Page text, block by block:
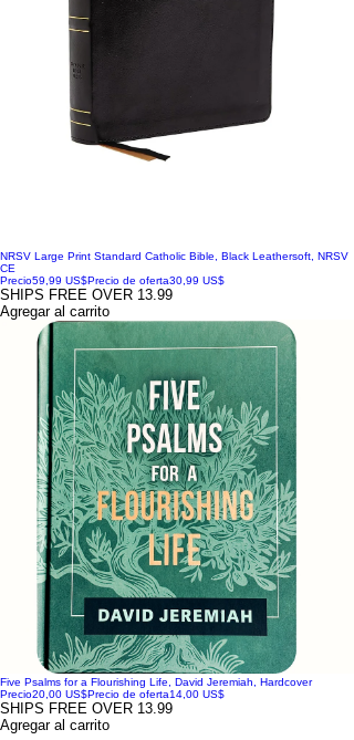
NRSV Large Print Standard Catholic Bible, Black Leathersoft, NRSV
CE
Precio59,99 US$Precio de oferta30,99 US$
SHIPS FREE OVER 13.99
Agregar al carrito
Five Psalms for a Flourishing Life, David Jeremiah, Hardcover
Precio20,00 US$Precio de oferta14,00 US$
SHIPS FREE OVER 13.99
Agregar al carrito